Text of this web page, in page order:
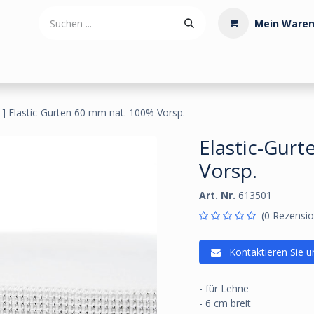
Mein
Elastic-Gurten 60 mm nat. 100% Vorsp.
Elastic-
Vorsp.
Art. Nr. 613501
(0
Kontaktieren Sie
- für Lehne
- 6 cm breit